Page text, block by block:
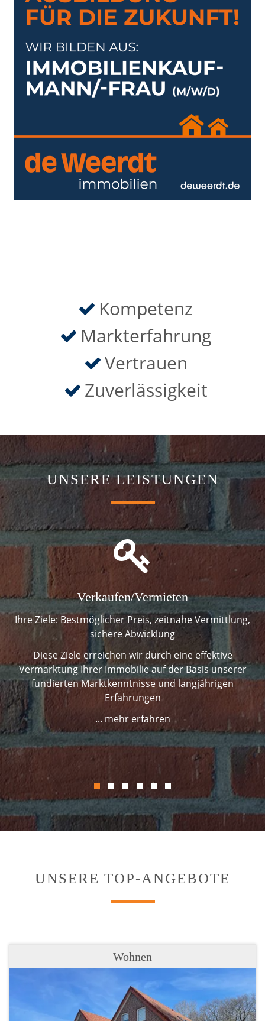
Kompetenz
Markterfahrung
Vertrauen
Zuverlässigkeit
UNSERE LEISTUNGEN
Verkaufen/Vermieten
Verkaufen/Vermieten
Ihre Ziele: Bestmöglicher Preis, zeitnahe Vermittlung,
sichere Abwicklung
Diese Ziele erreichen wir durch eine effektive
Vermarktung Ihrer Immobilie auf der Basis unserer
fundierten Marktkenntnisse und langjährigen
Erfahrungen
... mehr erfahren
UNSERE TOP-ANGEBOTE
Wohnen